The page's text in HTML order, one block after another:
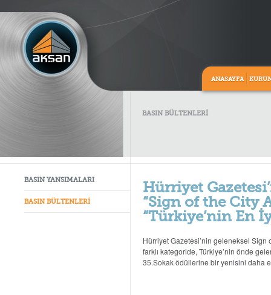
ANASAYFA
BASIN YANSIMALARI
BASIN BÜLTENLERİ
BASIN BÜLTENLERİ
Hürriyet
“Sign of the City
“Türkiye’nin En
Hürriyet Gazetesi’nin geleneksel Sign
farklı kategoride, Türkiye’nin önde
35.Sokak ödüllerine bir yenisini daha